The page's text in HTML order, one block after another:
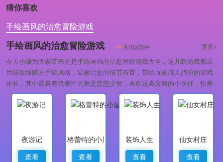
猜你喜欢
手绘画风的治愈冒险游戏
手绘画风的治愈冒险游戏 共0款软件 更多>
今天小编为大家带来的是手绘画风的治愈冒险游戏大全，这几款游戏都采
用精致细腻的手绘风格，温馨治愈的情节布置，带给玩家感人肺腑的游戏
体验，其中最具有代表性的就是慈悲少女，喜欢这类游戏的小伙伴，快来
下载体验吧！
夜游记
查看
格蕾特的小屋
查看
装饰人生
查看
仙女村庄
查看